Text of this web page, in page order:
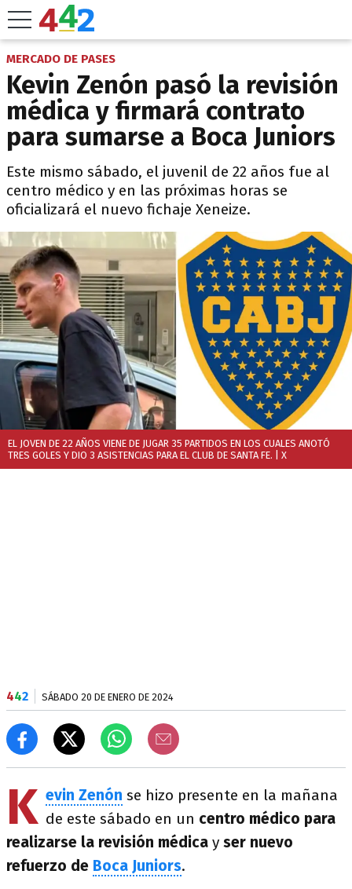
MERCADO DE PASES
Kevin Zenón pasó la revisión
médica y firmará contrato
para sumarse a Boca Juniors
Este mismo sábado, el juvenil de 22 años fue al
centro médico y en las próximas horas se
oficializará el nuevo fichaje Xeneize.
EL JOVEN DE 22 AÑOS VIENE DE JUGAR 35 PARTIDOS EN LOS CUALES ANOTÓ
TRES GOLES Y DIO 3 ASISTENCIAS PARA EL CLUB DE SANTA FE. | X
442 SÁBADO 20 DE ENERO DE 2024
K evin Zenón se hizo presente en la mañana
de este sábado en un centro médico para
realizarse la revisión médica y ser nuevo
refuerzo de Boca Juniors.